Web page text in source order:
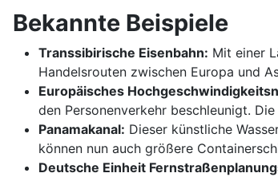
Bekannte Beispiele
Transsibirische Eisenbahn: Mit einer
Handelsrouten zwischen Europa und
Europäisches
den Personenverkehr beschleunigt.
Panamakanal: Dieser künstliche
können nun auch größere
Deutsche Einheit